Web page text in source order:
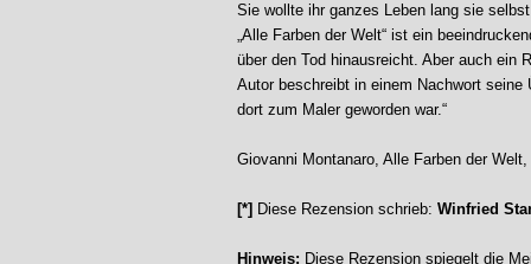
Sie wollte ihr ganzes Leben lang sie
„Alle Farben der Welt“ ist ein
über den Tod hinausreicht. Aber auch ein
Autor beschreibt in einem Nachwort
dort zum Maler geworden war.“
Giovanni Montanaro, Alle Farben der
[*] Diese Rezension schrieb: Winfried
Hinweis: Diese Rezension spiegelt die